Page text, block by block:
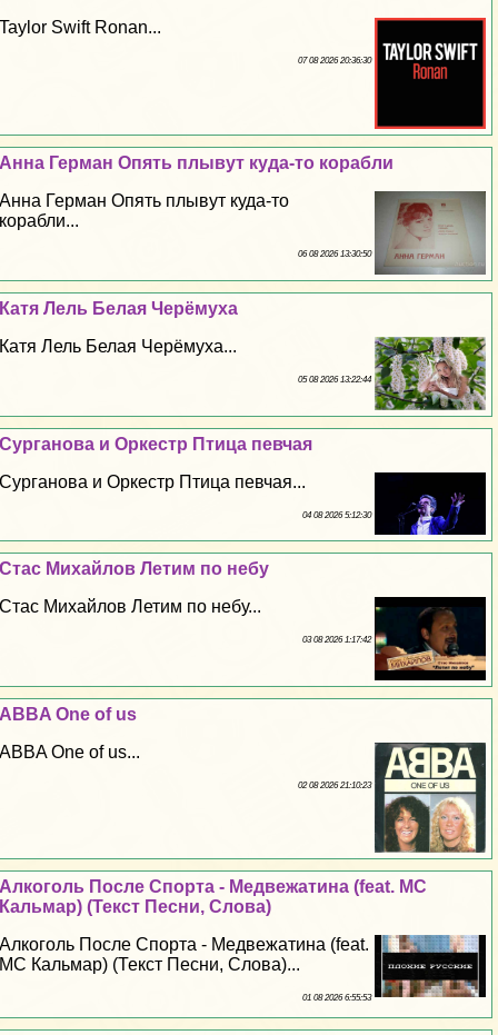
Taylor Swift Ronan...
07 08 2026 20:36:30
Анна Герман Опять плывут куда-то корабли
Анна Герман Опять плывут куда-то
корабли...
06 08 2026 13:30:50
Катя Лель Белая Черёмуха
Катя Лель Белая Черёмуха...
05 08 2026 13:22:44
Сурганова и Оркестр Птица певчая
Сурганова и Оркестр Птица певчая...
04 08 2026 5:12:30
Стас Михайлов Летим по небу
Стас Михайлов Летим по небу...
03 08 2026 1:17:42
ABBA One of us
ABBA One of us...
02 08 2026 21:10:23
Алкоголь После Спорта - Медвежатина (feat. MC
Кальмар) (Текст Песни, Слова)
Алкоголь После Спорта - Медвежатина (feat.
MC Кальмар) (Текст Песни, Слова)...
01 08 2026 6:55:53